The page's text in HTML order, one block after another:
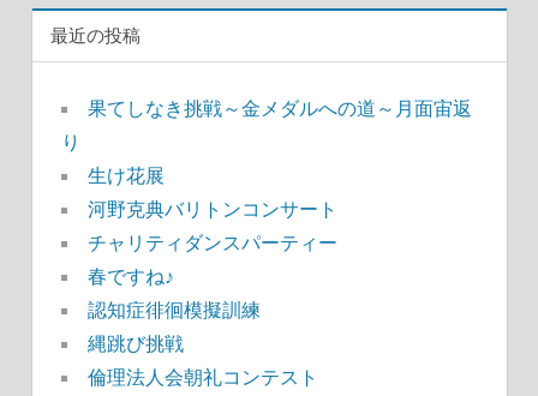
最近の投稿
果てしなき挑戦～金メダルへの道～月面宙返
り
生け花展
河野克典バリトンコンサート
チャリティダンスパーティー
春ですね♪
認知症徘徊模擬訓練
縄跳び挑戦
倫理法人会朝礼コンテスト